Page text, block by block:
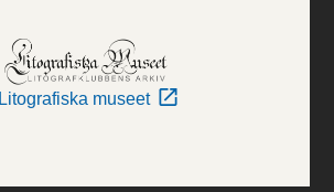
Litografiska museet